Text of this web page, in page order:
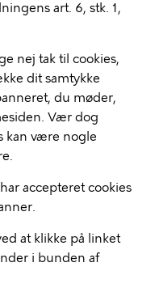
art. 6, stk. 1,
nej tak til cookies,
dit samtykke
du møder,
Vær dog
kan være nogle
accepteret cookies
at klikke på linket
i bunden af